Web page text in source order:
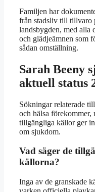
Familjen har
från stadsliv till tillvaro
landsbygden, med alla
och glädjeämnen som
sådan omställning.
Sarah Beeny
aktuell status
Sökningar relaterade
och hälsa förekommer,
tillgängliga källor ger
om sjukdom.
Vad säger de
källorna?
Inga av de granskade